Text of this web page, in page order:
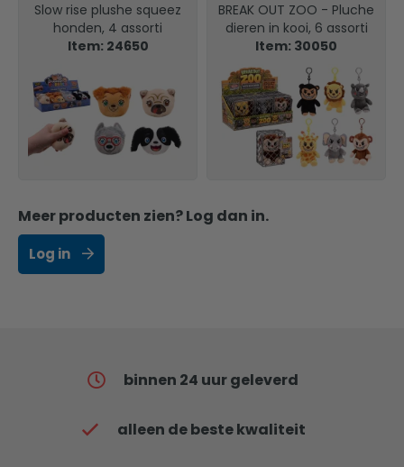
Slow rise plushe squeez
honden, 4 assorti
Item: 24650
BREAK OUT ZOO - Pluche
dieren in kooi, 6 assorti
Item: 30050
Meer producten zien? Log dan in.
Log in
binnen 24 uur geleverd
alleen de beste kwaliteit